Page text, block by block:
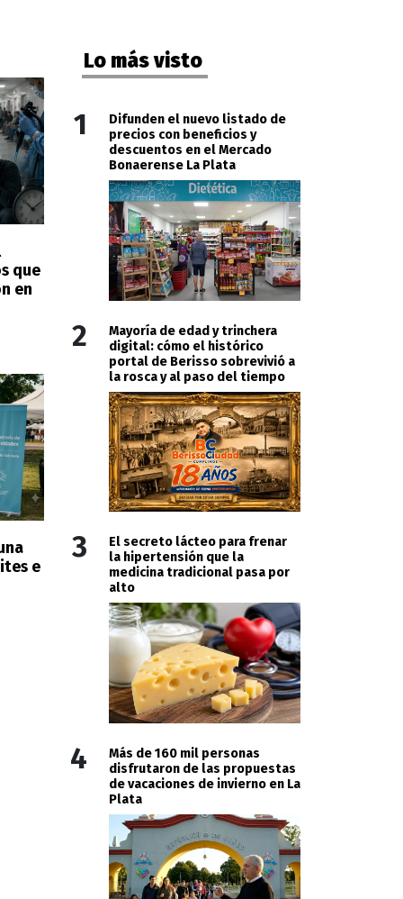
que
en
e
Lo más visto
1
Difunden el nuevo listado de
precios con beneficios y
descuentos en el Mercado
Bonaerense La Plata
2
Mayoría de edad y trinchera
digital: cómo el histórico
portal de Berisso sobrevivió a
la rosca y al paso del tiempo
3
El secreto lácteo para frenar
la hipertensión que la
medicina tradicional pasa por
alto
4
Más de 160 mil personas
disfrutaron de las propuestas
de vacaciones de invierno en La
Plata